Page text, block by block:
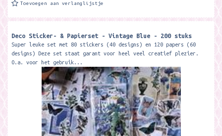
Toevoegen aan verlanglijstje
Deco Sticker- & Papierset - Vintage Blue - 200 stuks
Super leuke set met 80 stickers (40 designs) en 120 papers (60
designs) Deze set staat garant voor heel veel creatief plezier.
O.a. voor het gebruik...